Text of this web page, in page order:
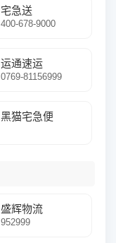
宅急送
400-678-9000
运通速运
0769-81156999
黑猫宅急便
盛辉物流
952999